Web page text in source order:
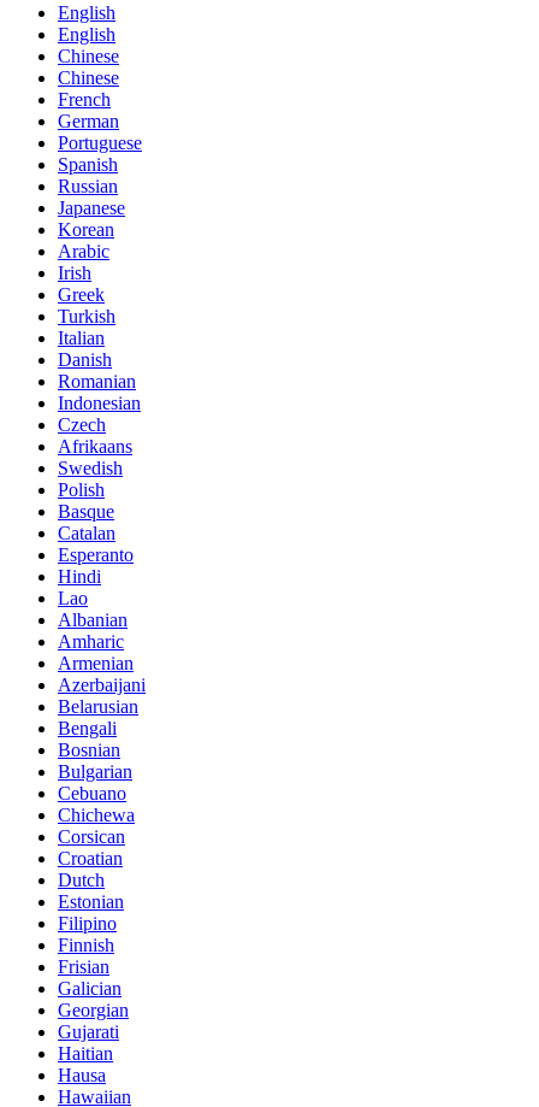
English
English
Chinese
Chinese
French
German
Portuguese
Spanish
Russian
Japanese
Korean
Arabic
Irish
Greek
Turkish
Italian
Danish
Romanian
Indonesian
Czech
Afrikaans
Swedish
Polish
Basque
Catalan
Esperanto
Hindi
Lao
Albanian
Amharic
Armenian
Azerbaijani
Belarusian
Bengali
Bosnian
Bulgarian
Cebuano
Chichewa
Corsican
Croatian
Dutch
Estonian
Filipino
Finnish
Frisian
Galician
Georgian
Gujarati
Haitian
Hausa
Hawaiian